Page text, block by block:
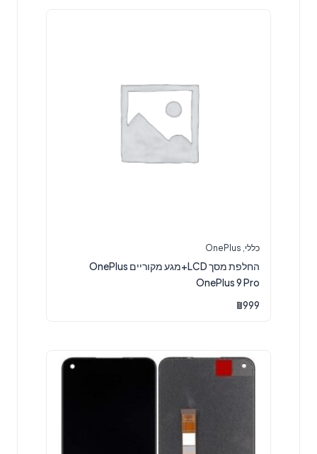
כללי OnePlus
החלפת מסך LCD+מגע מקוריים OnePlus
OnePlus 9 Pro
₪999